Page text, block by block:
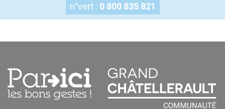
n°vert : 0 800 835 821